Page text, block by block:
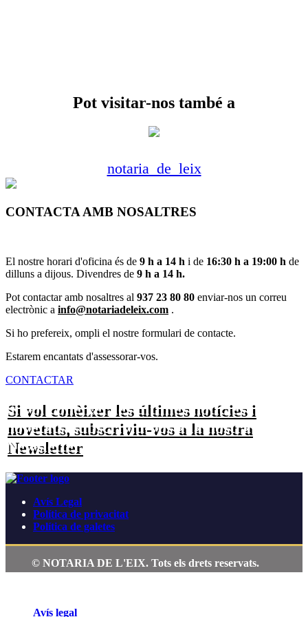
Pot visitar-nos també a
notaria_de_leix
CONTACTA AMB NOSALTRES
El nostre horari d'oficina és de 9 h a 14 h i de 16:30 h a 19:00 h de
dilluns a dijous. Divendres de 9 h a 14 h.
Pot contactar amb nosaltres al 937 23 80 80 enviar-nos un correu
electrònic a info@notariadeleix.com .
Si ho prefereix, ompli el nostre formulari de contacte.
Estarem encantats d'assessorar-vos.
CONTACTAR
Si vol conèixer les últimes notícies i
novetats, subscriviu-vos a la nostra
Newsletter
Avís Legal
Política de privacitat
Política de galetes
DE L'EIX. Tots els drets reservats.
Avís legal